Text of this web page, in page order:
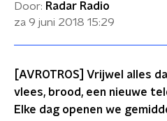
Door: Radar Radio
za 9 juni 2018 15:29
[AVROTROS] Vrijwel alles
vlees, brood, een nieuwe
Elke dag openen we